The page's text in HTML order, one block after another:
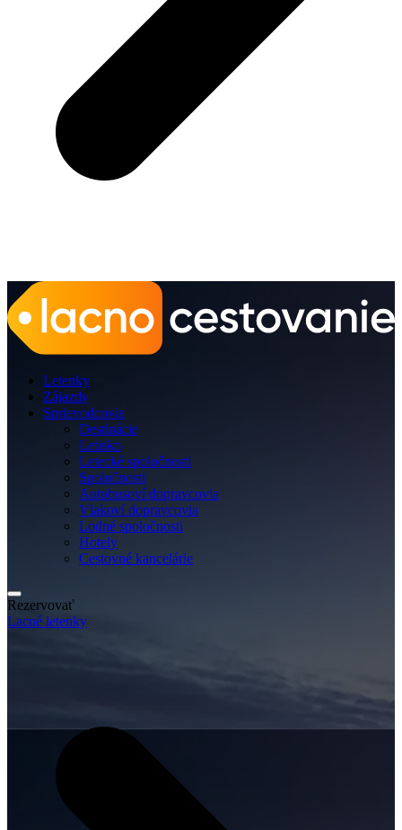
Letenky
Zájazdy
Sprievodcovia
Destinácie
Letisko
Letecké spoločnosti
Spoločnosti
Autobusoví dopravcovia
Vlakoví dopravcovia
Lodné spoločnosti
Hotely
Cestovné kancelárie
Rezervovať
Lacné letenky